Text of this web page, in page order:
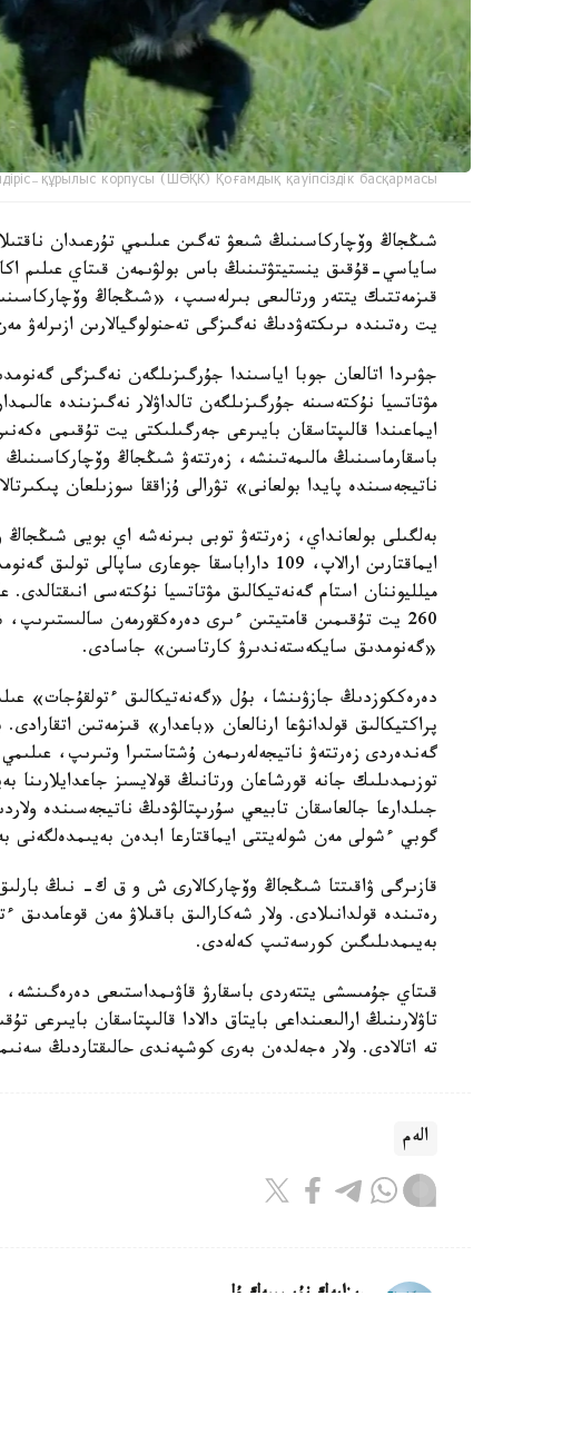
құрылыс корпусы (ШӨҚК) Қоғамдық қауіпсіздік басқармасы
ساياسي-قۇقىق ينستيتۋتىنىڭ باس بولۋىمەن قىتاي عىلىم
قىزمەتتىك يتتەر ورتالىعى بىرلەسىپ، «شىڭجاڭ
يت رەتىندە ىرىكتەۋدىڭ نەگىزگى تەحنولوگيالارىن ازىرلەۋ
جۋىردا اتالعان جوبا اياسىندا جۇرگىزىلگەن نەگىزگى
مۋتاتسيا نۇكتەسىنە جۇرگىزىلگەن تالداۋلار نەگىزىندە
ايماعىندا قالىپتاسقان بايىرعى جەرگىلىكتى يت تۇقىمى
باسقارماسىنىڭ مالىمەتىنشە، زەرتتەۋ شىڭجاڭ
ناتيجەسىندە پايدا بولعانى» تۋرالى ۇزاققا سوزىلعان
بەلگىلى بولعانداي، زەرتتەۋ توبى بىرنەشە اي بويى
ميلليوننان استام گەنەتيكالىق مۋتاتسيا نۇكتەسى
260 يت تۇقىمىن قامتيتىن ءىرى دەرەكقورمەن
«گەنومدىق سايكەستەندىرۋ كارتاسىن» جاسادى.
دەرەككوزدىڭ جازۋىنشا، بۇل «گەنەتيكالىق ءتولقۇجات»
پراكتيكالىق قولدانۋعا ارنالعان «باعدار» قىزمەتىن
گەندەردى زەرتتەۋ ناتيجەلەرىمەن ۇشتاستىرا وتىرىپ،
توزىمدىلىك جانە قورشاعان ورتانىڭ قولايسىز جاعدايلارىنا
جىلدارعا جالعاسقان تابيعي سۇرىپتالۋدىڭ ناتيجەسىندە
گوبي ءشولى مەن شولەيتتى ايماقتارعا ابدەن بەيىمدەلگەنى
قازىرگى ۋاقىتتا شىڭجاڭ وۆچاركالارى ش و ق ك- نىڭ بارلىق
رەتىندە قولدانىلادى. ولار شەكارالىق باقىلاۋ مەن قوعامدىق
بەيىمدىلىگىن كورسەتىپ كەلەدى.
قىتاي جۇمىسشى يتتەردى باسقارۋ قاۋىمداستىعى
تاۋلارىنىڭ ارالىعىنداعى بايتاق دالادا قالىپتاسقان
تە اتالادى. ولار ەجەلدەن بەرى كوشپەندى حالىقتاردىڭ
الەم
ريزابەك نۇسىپبەك ۇلى